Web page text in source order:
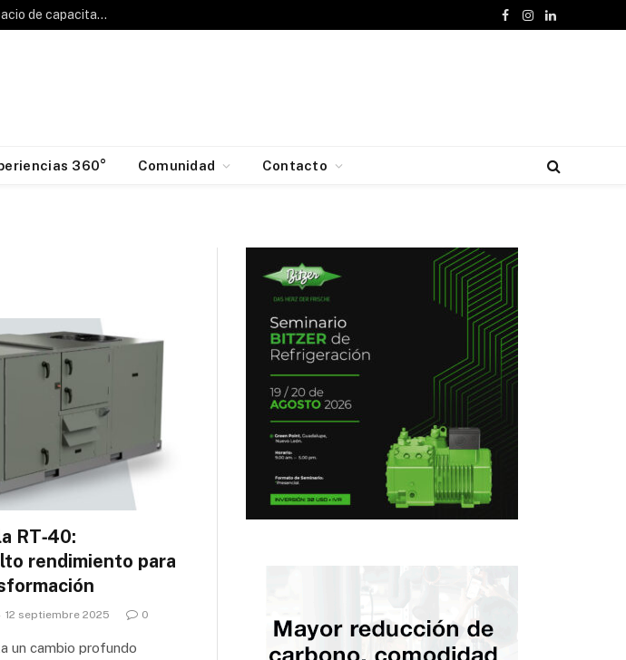
Hablemos de Frío: Chemours impulsa un nuevo espacio de capacitación para la industria HVAC&R
Facebook
Instagram
LinkedIn
360° Comunidad Contacto
RT‑40:
rendimiento para
12 septiembre 2025 0
un cambio profundo